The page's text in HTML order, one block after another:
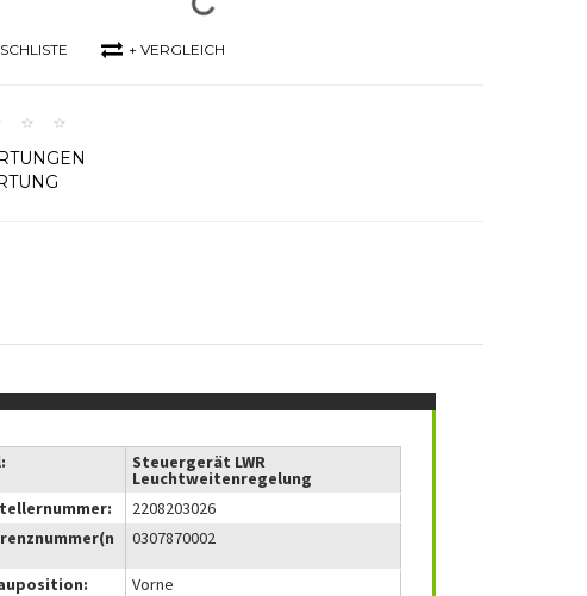
+ VERGLEICH
Steuergerät LWR
Leuchtweitenregelung
2208203026
0307870002
Vorne